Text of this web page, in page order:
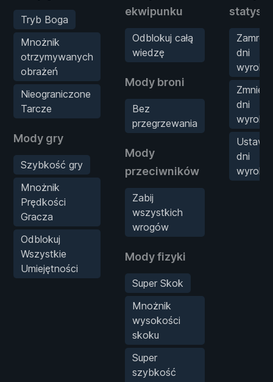
Tryb Boga
Mnożnik
otrzymywanych
obrażeń
Nieograniczone
Tarcze
Mody gry
Szybkość gry
Mnożnik
Prędkości
Gracza
Odblokuj
Wszystkie
Umiejętności
ekwipunku
Odblokuj całą
wiedzę
Mody broni
Bez
przegrzewania
Mody
przeciwników
Zabij
wszystkich
wrogów
Mody fizyki
Super Skok
Mnożnik
wysokości
skoku
Super
szybkość
Zamroź
dni
wyroku
dni
wyroku
Ustaw
dni
wyroku